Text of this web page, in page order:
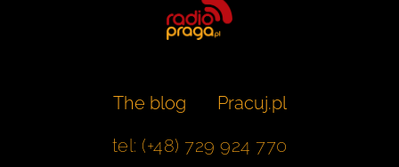
The blog
Pracuj.pl
tel: (+48) 729 924 770